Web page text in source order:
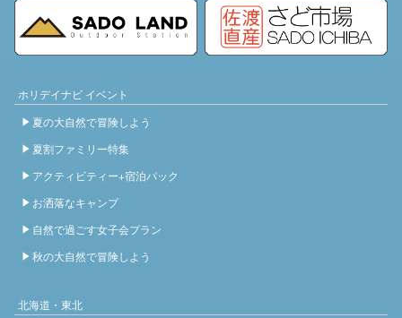
ホリデイナビ イベント
夏の大自然で冒険しよう
夏割ファミリー特集
アクティビティー+宿泊パック
お洒落なキャンプ
自然で過ごす女子会プラン
秋の大自然で冒険しよう
北海道・東北